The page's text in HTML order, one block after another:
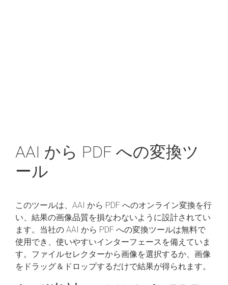
AAI から PDF への変換ツ
ール
このツールは、AAI から PDF へのオンライン変換を行
い、結果の画像品質を損なわないように設計されてい
ます。当社の AAI から PDF への変換ツールは無料で
使用でき、使いやすいインターフェースを備えていま
す。ファイルセレクターから画像を選択するか、画像
をドラッグ＆ドロップするだけで結果が得られます。